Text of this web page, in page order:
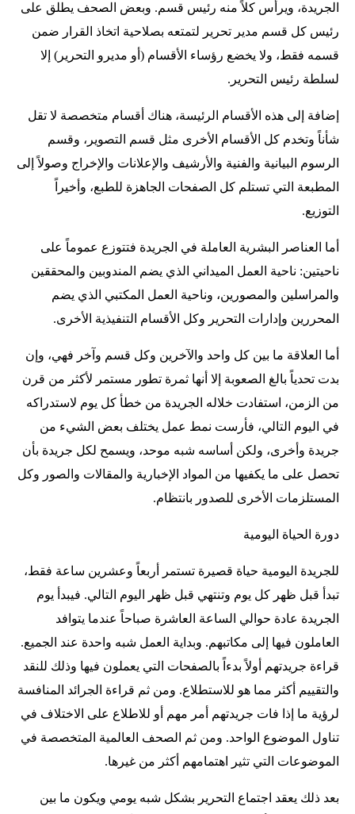
الجريدة، ويرأس كلاً منه رئيس قسم. وبعض الصحف يطلق على
رئيس كل قسم مدير تحرير لتمتعه بصلاحية اتخاذ القرار ضمن
قسمه فقط، ولا يخضع رؤساء الأقسام (أو مديرو التحرير) إلا
لسلطة رئيس التحرير.
إضافة إلى هذه الأقسام الرئيسة، هناك أقسام متخصصة لا تقل
شأناً وتخدم كل الأقسام الأخرى مثل قسم التصوير، وقسم
الرسوم البيانية والفنية والأرشيف والإعلانات والإخراج وصولاً إلى
المطبعة التي تستلم كل الصفحات الجاهزة للطبع، وأخيراً
التوزيع.
أما العناصر البشرية العاملة في الجريدة فتتوزع عموماً على
ناحيتين: ناحية العمل الميداني الذي يضم المندوبين والمحققين
والمراسلين والمصورين، وناحية العمل المكتبي الذي يضم
المحررين وإدارات التحرير وكل الأقسام التنفيذية الأخرى.
أما العلاقة ما بين كل واحد والآخرين وكل قسم وآخر فهي، وإن
بدت تحدياً بالغ الصعوبة إلا أنها ثمرة تطور مستمر لأكثر من قرن
من الزمن، استفادت خلاله الجريدة من خطأ كل يوم لاستدراكه
في اليوم التالي، فأرست نمط عمل يختلف بعض الشيء من
جريدة وأخرى، ولكن أساسه شبه موحد، ويسمح لكل جريدة بأن
تحصل على ما يكفيها من المواد الإخبارية والمقالات والصور وكل
المستلزمات الأخرى للصدور بانتظام.
دورة الحياة اليومية
للجريدة اليومية حياة قصيرة تستمر أربعاً وعشرين ساعة فقط،
تبدأ قبل ظهر كل يوم وتنتهي قبل ظهر اليوم التالي. فيبدأ يوم
الجريدة عادة حوالي الساعة العاشرة صباحاً عندما يتوافد
العاملون فيها إلى مكاتبهم. وبداية العمل شبه واحدة عند الجميع.
قراءة جريدتهم أولاً بدءاً بالصفحات التي يعملون فيها وذلك للنقد
والتقييم أكثر مما هو للاستطلاع. ومن ثم قراءة الجرائد المنافسة
لرؤية ما إذا فات جريدتهم أمر مهم أو للاطلاع على الاختلاف في
تناول الموضوع الواحد. ومن ثم الصحف العالمية المتخصصة في
الموضوعات التي تثير اهتمامهم أكثر من غيرها.
بعد ذلك يعقد اجتماع التحرير بشكل شبه يومي ويكون ما بين